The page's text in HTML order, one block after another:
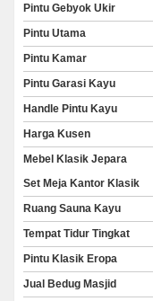
Pintu Gebyok Ukir
Pintu Utama
Pintu Kamar
Pintu Garasi Kayu
Handle Pintu Kayu
Harga Kusen
Mebel Klasik Jepara
Set Meja Kantor Klasik
Ruang Sauna Kayu
Tempat Tidur Tingkat
Pintu Klasik Eropa
Jual Bedug Masjid